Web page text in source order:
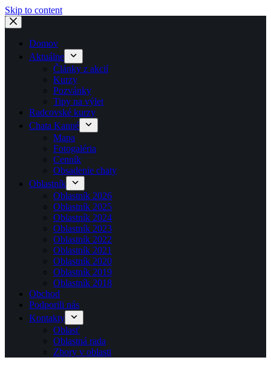
Skip to content
Domov
Aktuálne
Články z akcií
Kurzy
Pozvánky
Tipy na výlet
Radcovské kurzy
Chata Kanné
Mapa
Fotogaléria
Cenník
Obsadenie chaty
Oblastník
Oblastník 2026
Oblastník 2025
Oblastník 2024
Oblastník 2023
Oblastník 2022
Oblastník 2021
Oblastník 2020
Oblastník 2019
Oblastník 2018
Obchod
Podporili nás
Kontakty
Oblasť
Oblastná rada
Zbory v oblasti